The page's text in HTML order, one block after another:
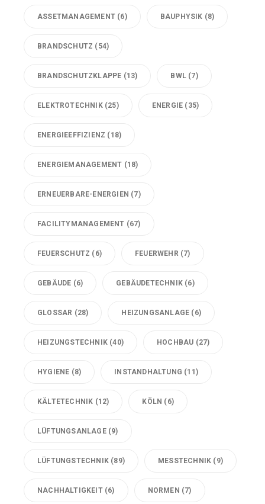
ASSETMANAGEMENT (6) BAUPHYSIK (8)
BRANDSCHUTZ (54)
BRANDSCHUTZKLAPPE (13) BWL (7)
ELEKTROTECHNIK(25) ENERGIE (35)
ENERGIEEFFIZIENZ (18)
ENERGIEMANAGEMENT (18)
ERNEUERBARE-ENERGIEN (7)
FACILITYMANAGEMENT (67)
FEUERSCHUTZ (6) FEUERWEHR (7)
GEBÄUDE (6) GEBÄUDETECHNIK (6)
GLOSSAR (28) HEIZUNGSANLAGE (6)
HEIZUNGSTECHNIK (40) HOCHBAU (27)
HYGIENE (8) INSTANDHALTUNG (11)
KÄLTETECHNIK (12) KÖLN (6)
LÜFTUNGSANLAGE(9)
LÜFTUNGSTECHNIK (89) MESSTECHNIK (9)
NACHHALTIGKEIT(6) NORMEN (7)